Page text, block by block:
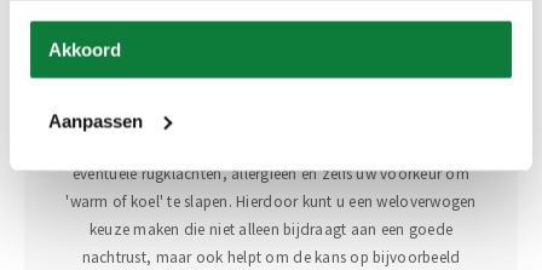
Akkoord
Aanpassen
verkooppunten. Zij kunnen u helpen bij het selecteren van
aan uw specifieke behoeften en voorkeuren. Een adviseur kan
eventuele rugklachten, allergieën en zelfs uw voorkeur om
'warm of koel' te slapen. Hierdoor kunt u een weloverwogen
keuze maken die niet alleen bijdraagt aan een goede
nachtrust, maar ook helpt om de kans op bijvoorbeeld